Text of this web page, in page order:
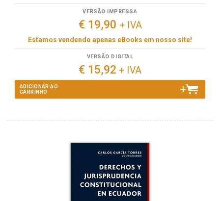
VERSÃO IMPRESSA
€ 19,90 + IVA
Estamos vendendo apenas eBooks em nosso site!
VERSÃO DIGITAL
€ 15,92 + IVA
ADICIONAR AO
CARRINHO